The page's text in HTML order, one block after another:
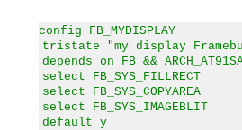
config FB_MYDISPLAY
tristate "my display
depends on FB &&
select FB_SYS_FILLRECT
select FB_SYS_COPYAREA
select FB_SYS_IMAGEBLIT
default y